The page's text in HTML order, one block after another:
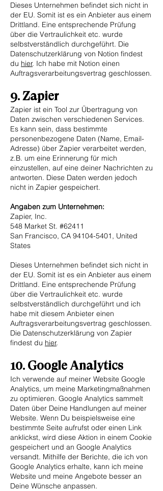
Dieses Unternehmen befindet sich nicht in
der EU. Somit ist es ein Anbieter aus einem
Drittland. Eine entsprechende Prüfung
über die Vertraulichkeit etc. wurde
selbstverständlich durchgeführt. Die
Datenschutzerklärung von Notion findest
du hier. Ich habe mit Notion einen
Auftragsverarbeitungsvertrag geschlossen.
9. Zapier
Zapier ist ein Tool zur Übertragung von
Daten zwischen verschiedenen Services.
Es kann sein, dass bestimmte
personenbezogene Daten (Name, Email-
Adresse) über Zapier verarbeitet werden,
z.B. um eine Erinnerung für mich
einzustellen, auf eine deiner Nachrichten zu
antworten. Diese Daten werden jedoch
nicht in Zapier gespeichert.
Angaben zum Unternehmen:
Zapier, Inc.
548 Market St. #62411
San Francisco, CA 94104-5401, United
States
Dieses Unternehmen befindet sich nicht in
der EU. Somit ist es ein Anbieter aus einem
Drittland. Eine entsprechende Prüfung
über die Vertraulichkeit etc. wurde
selbstverständlich durchgeführt und ich
habe mit diesem Anbieter einen
Auftragsverarbeitungsvertrag geschlossen.
Die Datenschutzerklärung von Zapier
findest du hier.
10. Google Analytics
Ich verwende auf meiner Website Google
Analytics, um meine Marketingmaßnahmen
zu optimieren. Google Analytics sammelt
Daten über Deine Handlungen auf meiner
Website. Wenn Du beispielsweise eine
bestimmte Seite aufrufst oder einen Link
anklickst, wird diese Aktion in einem Cookie
gespeichert und an Google Analytics
versandt. Mithilfe der Berichte, die ich von
Google Analytics erhalte, kann ich meine
Website und meine Angebote besser an
Deine Wünsche anpassen.